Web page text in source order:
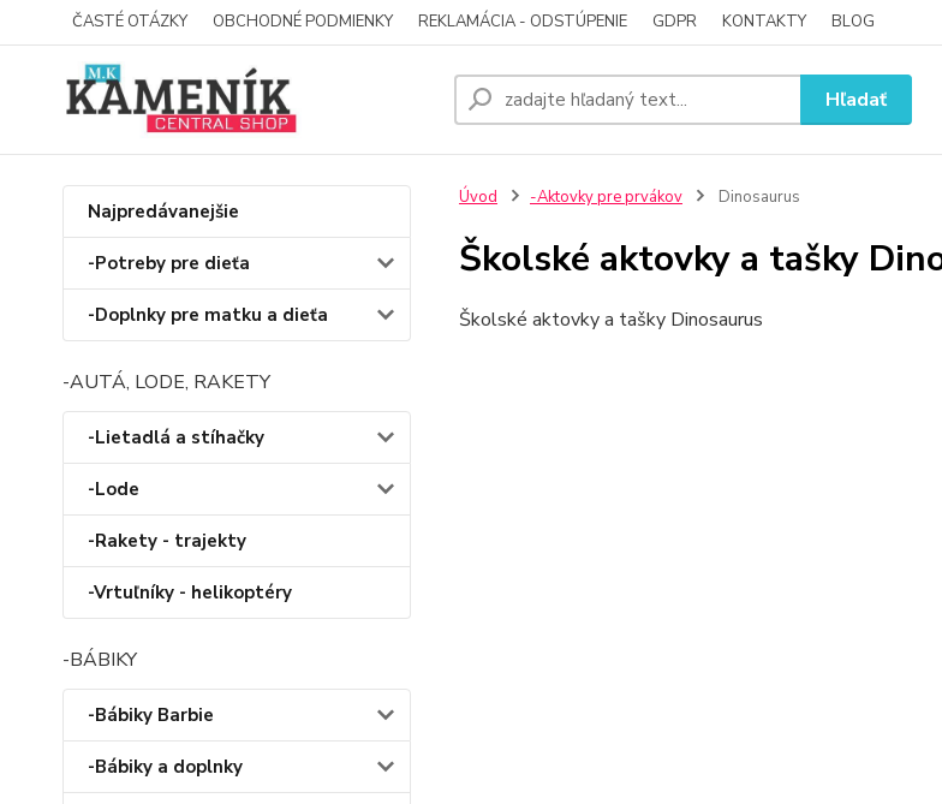
ČASTÉ OTÁZKY OBCHODNÉ PODMIENKY REKLAMÁCIA - ODSTÚPENIE GDPR KONTAKTY BLOG
Hľadať
Najpredávanejšie
-Potreby pre dieťa
-Doplnky pre matku a dieťa
-AUTÁ, LODE, RAKETY
-Lietadlá a stíhačky
-Lode
-Rakety - trajekty
-Vrtuľníky - helikoptéry
-BÁBIKY
-Bábiky Barbie
-Bábiky a doplnky
Úvod -Aktovky pre prvákov Dinosaurus
Školské aktovky a tašky
Školské aktovky a tašky Dinosaurus